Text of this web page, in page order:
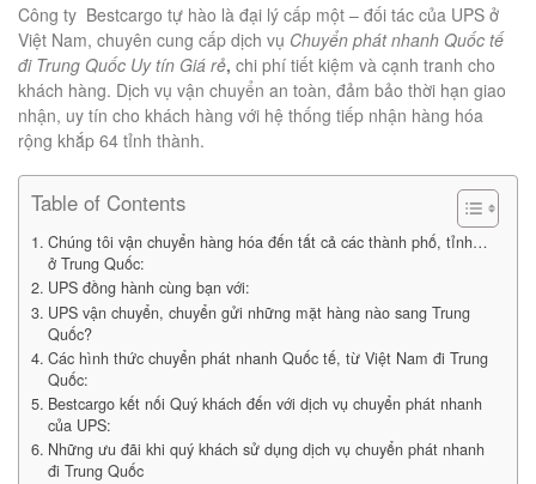
Công ty Bestcargo tự hào là đại lý cấp một – đối tác của UPS ở
Việt Nam, chuyên cung cấp dịch vụ Chuyển phát nhanh Quốc tế
đi Trung Quốc Uy tín Giá rẻ, chi phí tiết kiệm và cạnh tranh cho
khách hàng. Dịch vụ vận chuyển an toàn, đảm bảo thời hạn giao
nhận, uy tín cho khách hàng với hệ thống tiếp nhận hàng hóa
rộng khắp 64 tỉnh thành.
Table of Contents
Chúng tôi vận chuyển hàng hóa đến tất cả các thành phố, tỉnh…
ở Trung Quốc:
UPS đồng hành cùng bạn với:
UPS vận chuyển, chuyển gửi những mặt hàng nào sang Trung
Quốc?
Các hình thức chuyển phát nhanh Quốc tế, từ Việt Nam đi Trung
Quốc:
Bestcargo kết nối Quý khách đến với dịch vụ chuyển phát nhanh
của UPS:
Những ưu đãi khi quý khách sử dụng dịch vụ chuyển phát nhanh
đi Trung Quốc